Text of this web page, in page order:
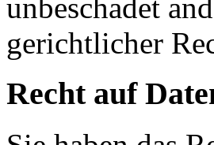
unbeschadet
gerichtlicher
Recht auf